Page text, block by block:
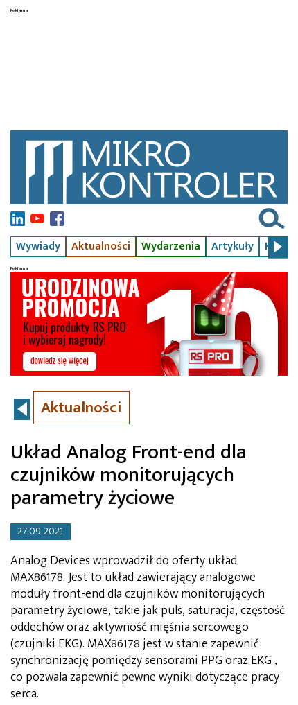
Wywiady Aktualności Wydarzenia Artykuły Kursy
Aktualności
Układ Analog Front-end dla
czujników monitorujących
parametry życiowe
27.09.2021
Analog Devices wprowadził do oferty układ
MAX86178. Jest to układ zawierający analogowe
moduły front-end dla czujników monitorujących
parametry życiowe, takie jak puls, saturacja, częstość
oddechów oraz aktywność mięśnia sercowego
(czujniki EKG). MAX86178 jest w stanie zapewnić
synchronizację pomiędzy sensorami PPG oraz EKG ,
co pozwala zapewnić pewne wyniki dotyczące pracy
serca.